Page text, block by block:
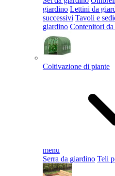
giardino Lettini da
successivi Tavoli e
giardino Contenitori da
Coltivazione di piante
menu
Serra da giardino Teli